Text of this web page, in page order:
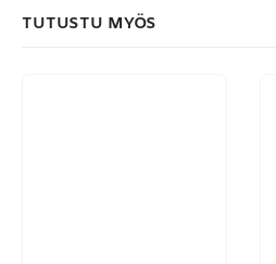
TUTUSTU MYÖS